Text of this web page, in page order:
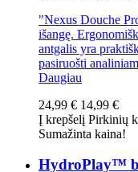
"Nexus Douche
išangę.
antgalis yra
pasiruošti
Daugiau
24,99 € 14,99 €
Į krepšelį Pirkinių
Sumažinta kaina!
HydroPlay™